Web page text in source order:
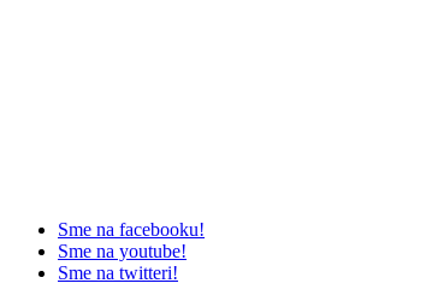
Sme na facebooku!
Sme na youtube!
Sme na twitteri!